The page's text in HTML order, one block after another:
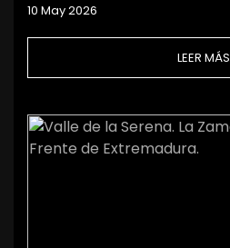
10 May 2026
LEER MÁS